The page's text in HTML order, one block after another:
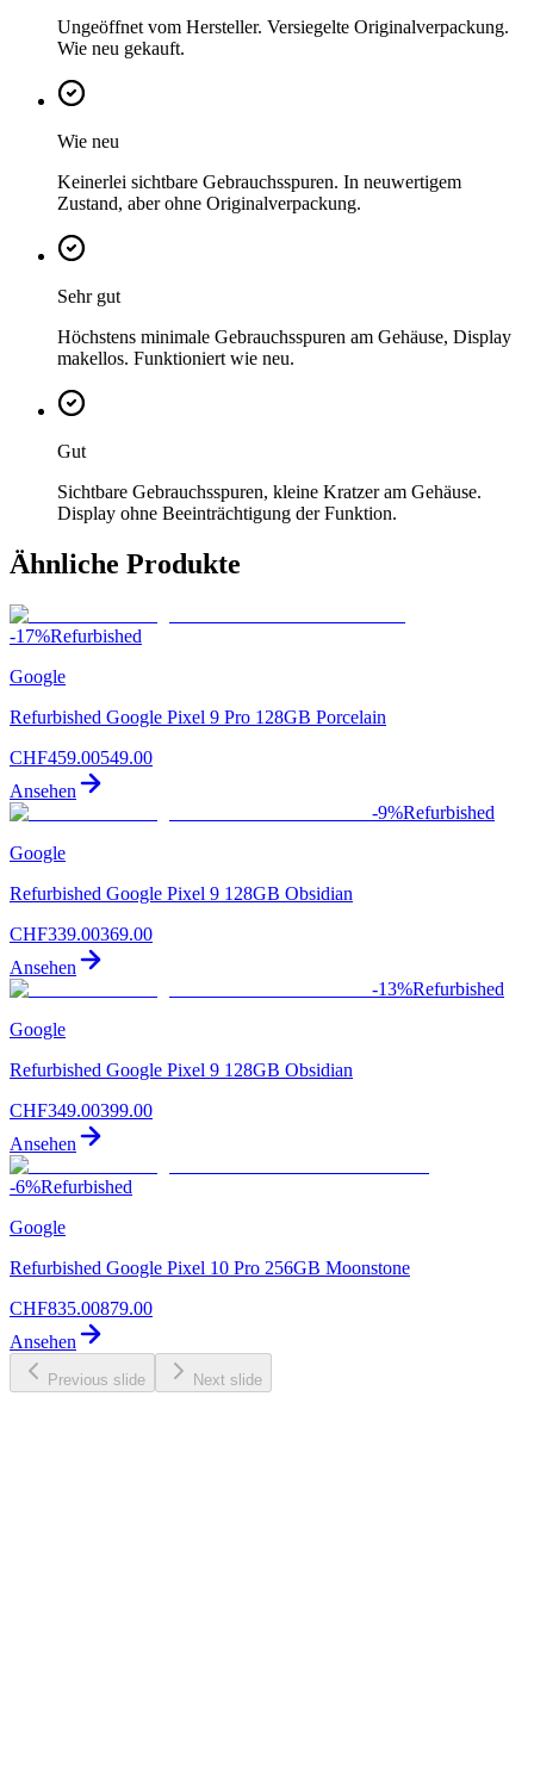
Ungeöffnet vom Hersteller. Versiegelte Originalverpackung.
Wie neu gekauft.
Wie neu
Keinerlei sichtbare Gebrauchsspuren. In neuwertigem
Zustand, aber ohne Originalverpackung.
Sehr gut
Höchstens minimale Gebrauchsspuren am Gehäuse, Display
makellos. Funktioniert wie neu.
Gut
Sichtbare Gebrauchsspuren, kleine Kratzer am Gehäuse.
Display ohne Beeinträchtigung der Funktion.
Ähnliche Produkte
-17%Refurbished
Google
Refurbished Google Pixel 9 Pro 128GB Porcelain
CHF459.00549.00
Ansehen
-9%Refurbished
Google
Refurbished Google Pixel 9 128GB Obsidian
CHF339.00369.00
Ansehen
-13%Refurbished
Google
Refurbished Google Pixel 9 128GB Obsidian
CHF349.00399.00
Ansehen
-6%Refurbished
Google
Refurbished Google Pixel 10 Pro 256GB Moonstone
CHF835.00879.00
Ansehen
Previous slide Next slide